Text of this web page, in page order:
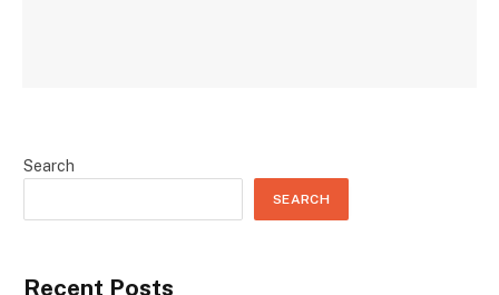
Search
SEARCH
Recent Posts